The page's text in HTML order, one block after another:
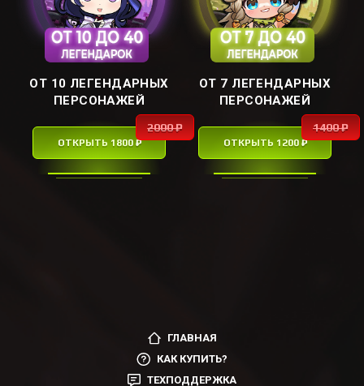
ОТ 10 ЛЕГЕНДАРНЫХ
ПЕРСОНАЖЕЙ
ОТКРЫТЬ 1800 ₽
2000 ₽
ОТ 7 ЛЕГЕНДАРНЫХ
ПЕРСОНАЖЕЙ
ОТКРЫТЬ 1200 ₽
1400 ₽
ГЛАВНАЯ
КАК КУПИТЬ?
ТЕХПОДДЕРЖКА